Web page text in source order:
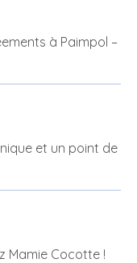
à Paimpol –
et un point de
Mamie Cocotte !